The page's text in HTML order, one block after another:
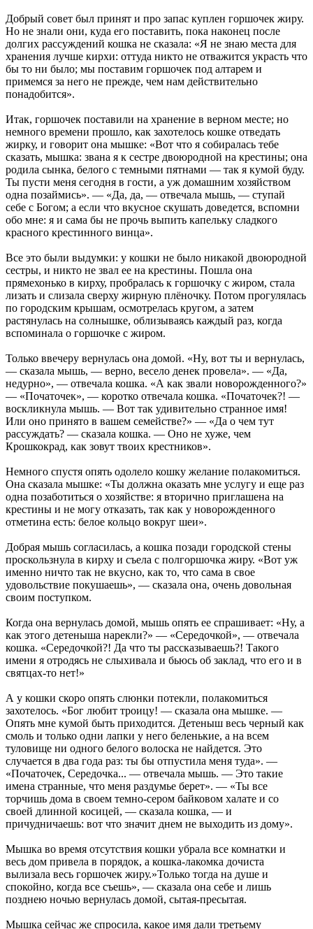
Добрый совет был принят и про запас куплен горшочек жиру.
Но не знали они, куда его поставить, пока наконец после
долгих рассуждений кошка не сказала: «Я не знаю места для
хранения лучше кирхи: оттуда никто не отважится украсть что
бы то ни было; мы поставим горшочек под алтарем и
примемся за него не прежде, чем нам действительно
понадобится».
Итак, горшочек поставили на хранение в верном месте; но
немного времени прошло, как захотелось кошке отведать
жирку, и говорит она мышке: «Вот что я собиралась тебе
сказать, мышка: звана я к сестре двоюродной на крестины; она
родила сынка, белого с темными пятнами — так я кумой буду.
Ты пусти меня сегодня в гости, а уж домашним хозяйством
одна позаймись». — «Да, да, — отвечала мышь, — ступай
себе с Богом; а если что вкусное скушать доведется, вспомни
обо мне: я и сама бы не прочь выпить капельку сладкого
красного крестинного винца».
Все это были выдумки: у кошки не было никакой двоюродной
сестры, и никто не звал ее на крестины. Пошла она
прямехонько в кирху, пробралась к горшочку с жиром, стала
лизать и слизала сверху жирную плёночку. Потом прогулялась
по городским крышам, осмотрелась кругом, а затем
растянулась на солнышке, облизываясь каждый раз, когда
вспоминала о горшочке с жиром.
Только ввечеру вернулась она домой. «Ну, вот ты и вернулась,
— сказала мышь, — верно, весело денек провела». — «Да,
недурно», — отвечала кошка. «А как звали новорожденного?»
— «Початочек», — коротко отвечала кошка. «Початочек?! —
воскликнула мышь. — Вот так удивительно странное имя!
Или оно принято в вашем семействе?» — «Да о чем тут
рассуждать? — сказала кошка. — Оно не хуже, чем
Крошкокрад, как зовут твоих крестников».
Немного спустя опять одолело кошку желание полакомиться.
Она сказала мышке: «Ты должна оказать мне услугу и еще раз
одна позаботиться о хозяйстве: я вторично приглашена на
крестины и не могу отказать, так как у новорожденного
отметина есть: белое кольцо вокруг шеи».
Добрая мышь согласилась, а кошка позади городской стены
проскользнула в кирху и съела с полгоршочка жиру. «Вот уж
именно ничто так не вкусно, как то, что сама в свое
удовольствие покушаешь», — сказала она, очень довольная
своим поступком.
Когда она вернулась домой, мышь опять ее спрашивает: «Ну, а
как этого детеныша нарекли?» — «Середочкой», — отвечала
кошка. «Середочкой?! Да что ты рассказываешь?! Такого
имени я отродясь не слыхивала и бьюсь об заклад, что его и в
святцах-то нет!»
А у кошки скоро опять слюнки потекли, полакомиться
захотелось. «Бог любит троицу! — сказала она мышке. —
Опять мне кумой быть приходится. Детеныш весь черный как
смоль и только одни лапки у него беленькие, а на всем
туловище ни одного белого волоска не найдется. Это
случается в два года раз: ты бы отпустила меня туда». —
«Початочек, Середочка... — отвечала мышь. — Это такие
имена странные, что меня раздумье берет». — «Ты все
торчишь дома в своем темно-сером байковом халате и со
своей длинной косицей, — сказала кошка, — и
причудничаешь: вот что значит днем не выходить из дому».
Мышка во время отсутствия кошки убрала все комнатки и
весь дом привела в порядок, а кошка-лакомка дочиста
вылизала весь горшочек жиру.»Только тогда на душе и
спокойно, когда все съешь», — сказала она себе и лишь
позднею ночью вернулась домой, сытая-пресытая.
Мышка сейчас же спросила, какое имя дали третьему